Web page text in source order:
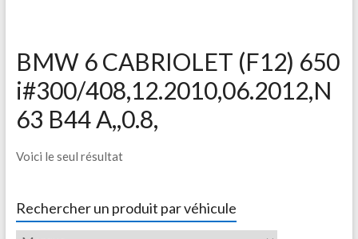
BMW 6 CABRIOLET (F12) 650
i#300/408,12.2010,06.2012,N
63 B44 A,,0.8,
Voici le seul résultat
Rechercher un produit par véhicule